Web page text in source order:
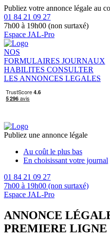
Publiez votre annonce légale au
01 84 21 09 27
7h00 à 19h00 (non surtaxé)
Espace JAL-Pro
NOS
FORMULAIRES JOURNAUX
HABILITES CONSULTER
LES ANNONCES LEGALES
Publiez une annonce légale
Au coût le plus bas
En choisissant votre journal
01 84 21 09 27
7h00 à 19h00 (non surtaxé)
Espace JAL-Pro
ANNONCE
PREMIERE